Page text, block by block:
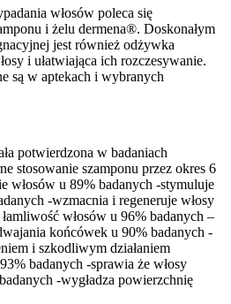
włosów poleca się
i żelu dermena®. Doskonałym
jest również odżywka
i ułatwiająca ich rozczesywanie.
są w aptekach i wybranych
potwierdzona w badaniach
stosowanie szamponu przez okres 6
włosów u 89% badanych -stymuluje
-wzmacnia i regeneruje włosy
włosów u 96% badanych –
końcówek u 90% badanych -
i szkodliwym działaniem
badanych -sprawia że włosy
-wygładza powierzchnię